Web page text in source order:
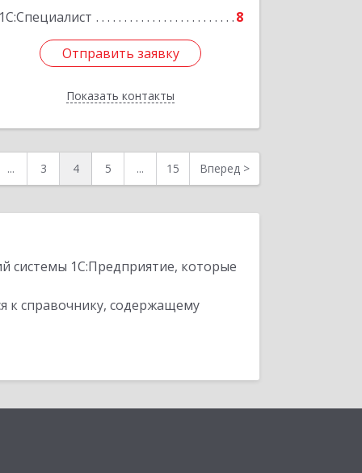
1С:Специалист
8
Отправить заявку
Показать контакты
Отправить заявку
Назад
... 3 4 5 ... 15 Вперед >
системы 1С:Предприятие, которые
к справочнику, содержащему